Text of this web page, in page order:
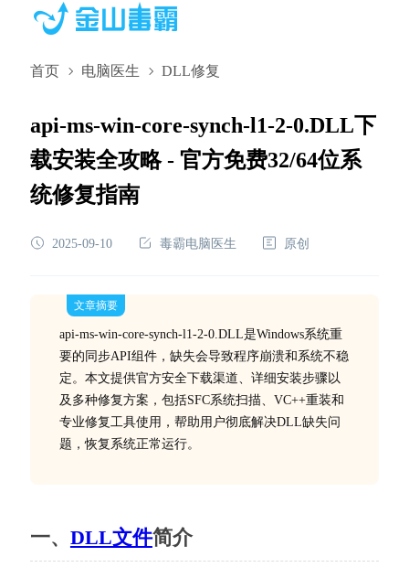
首页 电脑医生 DLL修复
api-ms-win-core-synch-l1-2-0.DLL下
载安装全攻略 - 官方免费32/64位系
统修复指南
2025-09-10 毒霸电脑医生 原创
文章摘要
api-ms-win-core-synch-l1-2-0.DLL是Windows系统重
要的同步API组件，缺失会导致程序崩溃和系统不稳
定。本文提供官方安全下载渠道、详细安装步骤以
及多种修复方案，包括SFC系统扫描、VC++重装和
专业修复工具使用，帮助用户彻底解决DLL缺失问
题，恢复系统正常运行。
一、 DLL文件简介